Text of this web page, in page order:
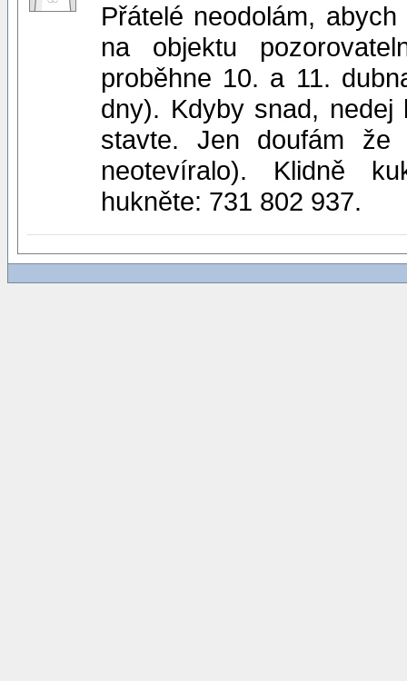
Přátelé neodolám,
na objektu
proběhne 10. a 11.
dny). Kdyby snad,
stavte. Jen doufám
neotevíralo). Klidně
hukněte: 731 802 937.